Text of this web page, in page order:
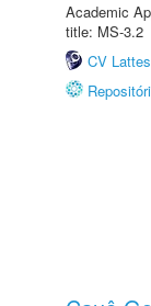
Academic
title: MS-3.2
CV Lattes